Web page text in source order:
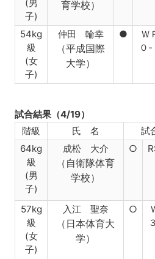
(男
子)
育学校）
54kg
級
(女
子)
仲田 輪幸
（平成国際
大学）
●
Ｗ
０-
試合結果（4/19）
階級
氏 名 試
64kg
級
(男
子)
成松 大介
（自衛隊体育
学校）
○
57kg
級
(女
子)
入江 聖奈
（日本体育大
学）
○